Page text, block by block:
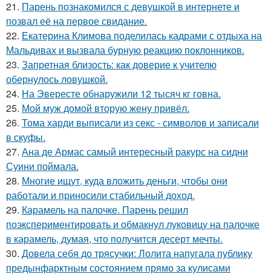
21. Парень познакомился с девушкой в интернете и
позвал её на первое свидание.
22. Екатерина Климова поделилась кадрами с отдыха на
Мальдивах и вызвала бурную реакцию поклонников.
23. Запретная близость: как доверие к учителю
обернулось ловушкой.
24. На Эвересте обнаружили 12 тысяч кг говна.
25. Мой муж домой вторую жену привёл.
26. Тома харди выписали из секс - символов и записали
в скуфы.
27. Ана де Армас самый интересный ракурс на сидни
Суини поймала.
28. Многие ищут, куда вложить деньги, чтобы они
работали и приносили стабильный доход.
29. Карамель на палочке. Парень решил
поэкспериментировать и обмакнул луковицу на палочке
в карамель, думая, что получится десерт мечты.
30. Довела себя до трясучки: Лолита напугала публику
предынфарктным состоянием прямо за кулисами